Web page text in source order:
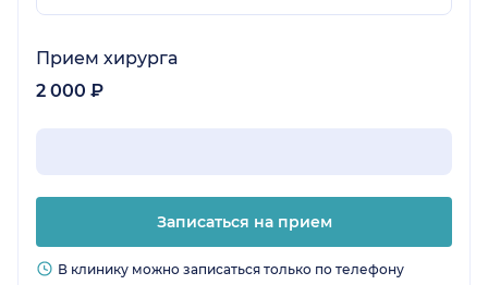
Прием хирурга
2 000 ₽
Записаться на прием
В клинику можно записаться только по телефону